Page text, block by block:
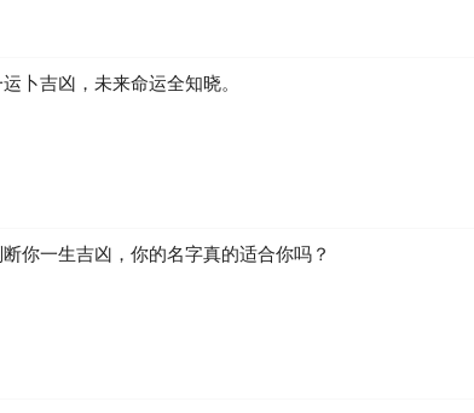
卜吉凶，未来命运全知晓。
你一生吉凶，你的名字真的适合你吗？